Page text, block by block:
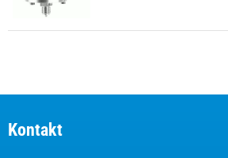
Kontakt